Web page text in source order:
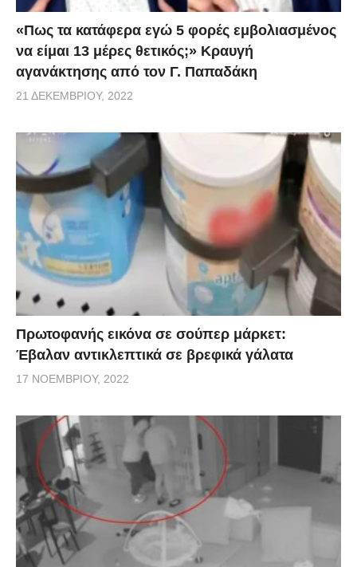
«Πως τα κατάφερα εγώ 5 φορές εμβoλιασμένος
να είμαι 13 μέρες θετικός;» Κραυγή
αγανάκτησης από τον Γ. Παπαδάκη
21 ΔΕΚΕΜΒΡΊΟΥ, 2022
Πρωτοφανής εικόνα σε σούπερ μάρκετ:
Έβαλαν αντικλεπτικά σε βρεφικά γάλατα
17 ΝΟΕΜΒΡΊΟΥ, 2022